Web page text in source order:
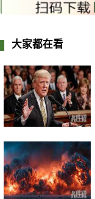
大家都在看